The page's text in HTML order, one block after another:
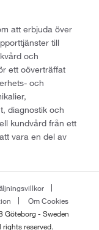
att erbjuda över
till
och
ett oöverträffat
och
diagnostik och
kundvård från ett
vara en del av
Om Cookies
Göteborg - Sweden
reserved.